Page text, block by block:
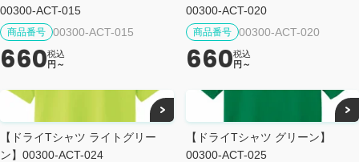
00300-ACT-015
商品番号 00300-ACT-015
660税込
円～
00300-ACT-020
商品番号 00300-ACT-020
660税込
円～
【ドライTシャツ ライトグリー
ン】00300-ACT-024
【ドライTシャツ グリーン】
00300-ACT-025